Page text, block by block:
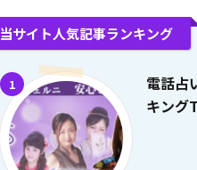
当サイト人気記事ランキング
1
電話占
キング